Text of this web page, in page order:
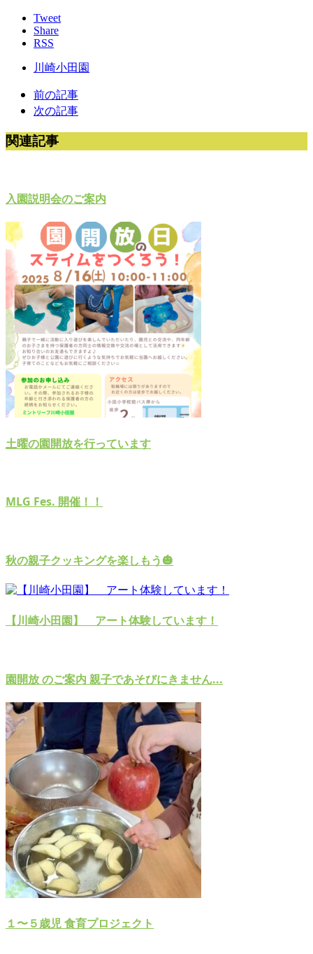
Tweet
Share
RSS
川崎小田園
前の記事
次の記事
関連記事
入園説明会のご案内
土曜の園開放を行っています
MLG Fes. 開催！！
秋の親子クッキングを楽しもう🎃
【川崎小田園】 アート体験しています！
園開放 のご案内 親子であそびにきません...
１〜５歳児 食育プロジェクト